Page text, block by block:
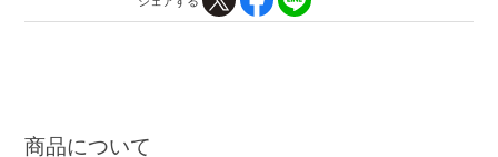
商品について